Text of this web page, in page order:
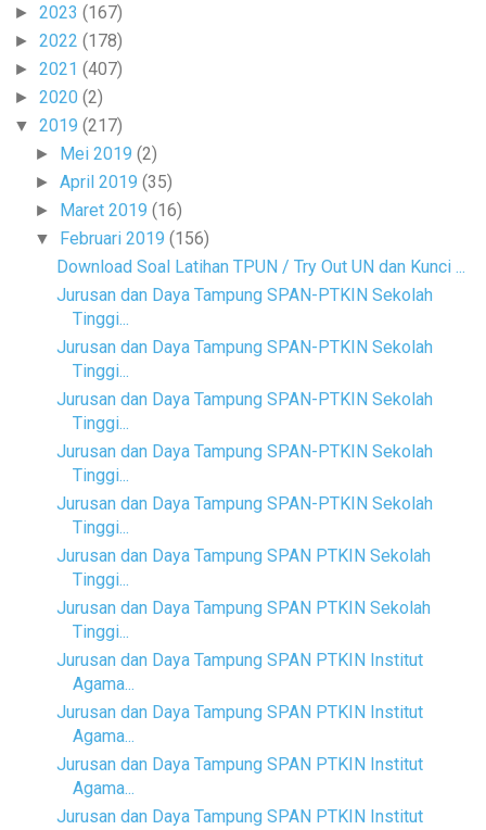
► 2023 (167)
► 2022 (178)
► 2021 (407)
► 2020 (2)
▼ 2019 (217)
► Mei 2019(2)
►April 2019(35)
► Maret 2019(16)
▼ Februari 2019(156)
Download Soal Latihan TPUN / Try Out UN dan Kunci ...
Jurusan dan Daya Tampung SPAN-PTKIN Sekolah
Tinggi...
Jurusan dan Daya Tampung SPAN-PTKIN Sekolah
Tinggi...
Jurusan dan Daya Tampung SPAN-PTKIN Sekolah
Tinggi...
Jurusan dan Daya Tampung SPAN-PTKIN Sekolah
Tinggi...
Jurusan dan Daya Tampung SPAN-PTKIN Sekolah
Tinggi...
Jurusan dan Daya Tampung SPAN PTKIN Sekolah
Tinggi...
Jurusan dan Daya Tampung SPAN PTKIN Sekolah
Tinggi...
Jurusan dan Daya Tampung SPAN PTKIN Institut
Agama...
Jurusan dan Daya Tampung SPAN PTKIN Institut
Agama...
Jurusan dan Daya Tampung SPAN PTKIN Institut
Agama...
Jurusan dan Daya Tampung SPAN PTKIN Institut